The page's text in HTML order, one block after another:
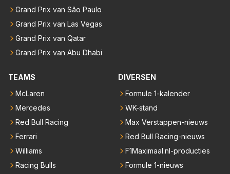
Grand Prix van São Paulo
Grand Prix van Las Vegas
Grand Prix van Qatar
Grand Prix van Abu Dhabi
TEAMS
McLaren
Mercedes
Red Bull Racing
Ferrari
Williams
Racing Bulls
DIVERSEN
Formule 1-kalender
WK-stand
Max Verstappen-nieuws
Red Bull Racing-nieuws
F1Maximaal.nl-producties
Formule 1-nieuws